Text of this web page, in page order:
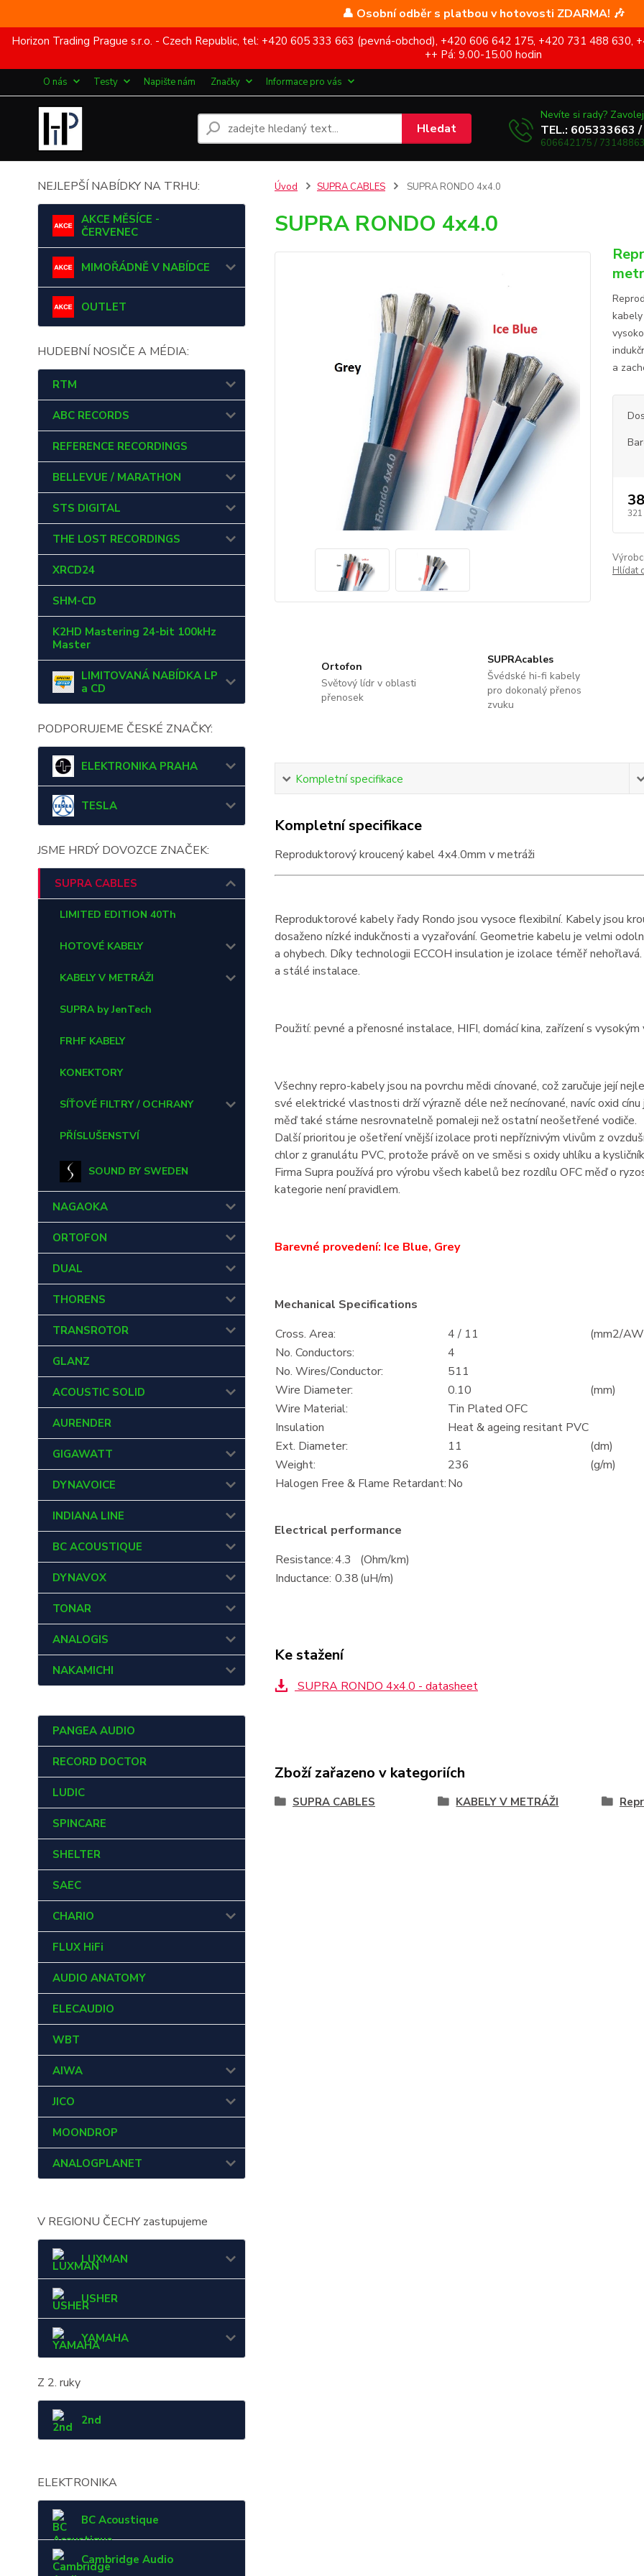
👤 Osobní odběr s platbou v hotovosti ZDARMA! 🎶
Horizon Trading Prague s.r.o. - Czech Republic, tel: +420 605 333 663 (pevná-obchod), +420 606 642 175, +420 731 488
++ Pá: 9.00-15.00 hodin
O nás Testy Napište nám Značky Informace pro vás
Hledat
Nevíte si rady?
TEL.: 605333663 /
606642175 /
NEJLEPŠÍ NABÍDKY NA TRHU:
AKCE MĚSÍCE -
ČERVENEC
MIMOŘÁDNĚ V NABÍDCE
OUTLET
HUDEBNÍ NOSIČE A MÉDIA:
RTM
ABC RECORDS
REFERENCE RECORDINGS
BELLEVUE / MARATHON
STS DIGITAL
THE LOST RECORDINGS
XRCD24
SHM-CD
K2HD Mastering 24-bit 100kHz
Master
LIMITOVANÁ NABÍDKA LP
a CD
PODPORUJEME ČESKÉ ZNAČKY:
ELEKTRONIKA PRAHA
TESLA
JSME HRDÝ DOVOZCE ZNAČEK:
SUPRA CABLES
LIMITED EDITION 40Th
HOTOVÉ KABELY
KABELY V METRÁŽI
SUPRA by JenTech
FRHF KABELY
KONEKTORY
SÍŤOVÉ FILTRY / OCHRANY
PŘÍSLUŠENSTVÍ
SOUND BY SWEDEN
NAGAOKA
ORTOFON
DUAL
THORENS
TRANSROTOR
GLANZ
ACOUSTIC SOLID
AURENDER
GIGAWATT
DYNAVOICE
INDIANA LINE
BC ACOUSTIQUE
DYNAVOX
TONAR
ANALOGIS
NAKAMICHI
PANGEA AUDIO
RECORD DOCTOR
LUDIC
SPINCARE
SHELTER
SAEC
CHARIO
FLUX HiFi
AUDIO ANATOMY
ELECAUDIO
WBT
AIWA
JICO
MOONDROP
ANALOGPLANET
V REGIONU ČECHY zastupujeme
LUXMAN
USHER
YAMAHA
Z 2. ruky
2nd
ELEKTRONIKA
BC Acoustique
Cambridge Audio
Úvod SUPRA CABLES SUPRA RONDO 4x4.0
SUPRA RONDO 4x4.0
a
321
Hlídat
Ortofon
Světový lídr v oblasti
přenosek
SUPRAcables
Švédské hi-fi kabely
pro dokonalý přenos
zvuku
Kompletní specifikace
Kompletní specifikace
Reproduktorový kroucený kabel 4x4.0mm v metráži
Reproduktorové kabely řady Rondo jsou vysoce flexibilní. Kabely jsou
dosaženo nízké indukčnosti a vyzařování. Geometrie kabelu je velmi
a ohybech. Díky technologii ECCOH insulation je izolace téměř
a stálé instalace.
Použití: pevné a přenosné instalace, HIFI, domácí kina, zařízení s vysokým
Všechny repro-kabely jsou na povrchu mědi cínované, což zaručuje její
své elektrické vlastnosti drží výrazně déle než necínované, navíc oxid
měď také stárne nesrovnatelně pomaleji než ostatní neošetřené vodiče.
Další prioritou je ošetření vnější izolace proti nepříznivým vlivům z
chlor z granulátu PVC, protože právě on ve směsi s oxidy uhlíku a
Firma Supra používá pro výrobu všech kabelů bez rozdílu OFC měď o
kategorie není pravidlem.
Barevné provedení: Ice Blue, Grey
Mechanical Specifications
Cross. Area:
4 / 11
(mm2/
No. Conductors:
4
No. Wires/Conductor:
511
Wire Diameter:
0.10
(mm)
Wire Material:
Tin Plated OFC
Insulation
Heat & ageing resitant PVC
Ext. Diameter:
11
(dm)
Weight:
236
(g/m)
Halogen Free & Flame Retardant:No
Electrical performance
Resistance:4.3
(Ohm/km)
Inductance: 0.38(uH/m)
Ke stažení
SUPRA RONDO 4x4.0 - datasheet
Zboží zařazeno v kategoriích
SUPRA CABLES KABELY V METRÁŽI